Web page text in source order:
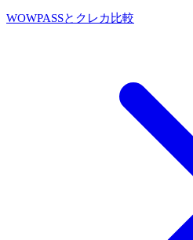
WOWPASSとクレカ比較